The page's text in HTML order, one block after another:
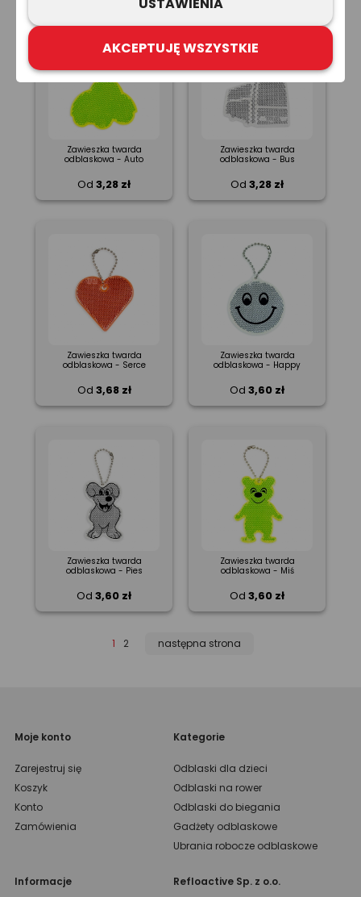
Zawieszka twarda
odblaskowa - Auto
Od 3,28 zł
Zawieszka twarda
odblaskowa - Bus
Od 3,28 zł
Zawieszka twarda
odblaskowa - Serce
Od 3,68 zł
Zawieszka twarda
odblaskowa - Happy
Od 3,60 zł
Zawieszka twarda
odblaskowa - Pies
Od 3,60 zł
Zawieszka twarda
odblaskowa - Miś
Od 3,60 zł
1 2 następna strona
Moje konto
Zarejestruj się
Koszyk
Konto
Zamówienia
Kategorie
Odblaski dla dzieci
Odblaski na rower
Odblaski do biegania
Gadżety odblaskowe
Ubrania robocze odblaskowe
Informacje Refloactive Sp. z o.o.
AKCEPTUJĘ WSZYSTKIE